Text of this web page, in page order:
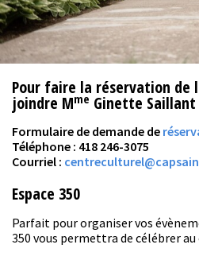
Pour faire la réservation de
joindre Mme Ginette Saillant
Formulaire de demande de
Téléphone : 418 246-3075
Courriel :
Espace 350
Parfait pour organiser vos
350 vous permettra de célébrer au